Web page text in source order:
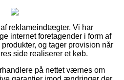
reklameindtægter. Vi har
internet foretagender i form af
og tager provision når
side realiserer et køb.
på nettet værnes om